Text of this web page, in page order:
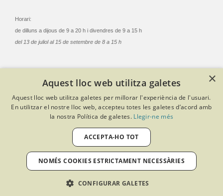
Horari:
de dilluns a dijous de 9 a 20 h i divendres de 9 a 15 h
del 13 de juliol al 15 de setembre de 8 a 15 h
© Col·legi Oficial Infermeres i Infermers de Barcelona
Criteris de privacitat
Política de cookies
Avís legal
Política de protecció de dades
Política de qualitat
Desenvolupat amb Softeng Portal Builder
×
Aquest lloc web utilitza galetes
Aquest lloc web utilitza galetes per millorar l'experiència de l'usuari.
En utilitzar el nostre lloc web, accepteu totes les galetes d’acord amb
la nostra Política de galetes. Llegir-ne més
ACCEPTA-HO TOT
NOMÉS COOKIES ESTRICTAMENT NECESSÀRIES
CONFIGURAR GALETES